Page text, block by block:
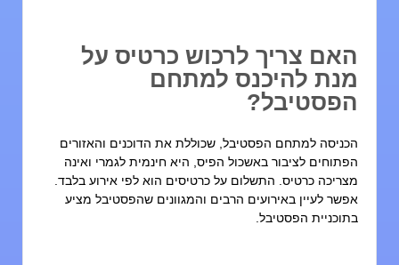
צריך לרכוש כרטיס על
להיכנס למתחם
למתחם הפסטיבל, שכוללת את הדוכנים והאזורים
לציבור באשכול הפיס, היא חינמית לגמרי ואינה
כרטיס. התשלום על כרטיסים הוא לפי אירוע בלבד.
לעיין באירועים הרבים והמגוונים שהפסטיבל מציע
הפסטיבל.